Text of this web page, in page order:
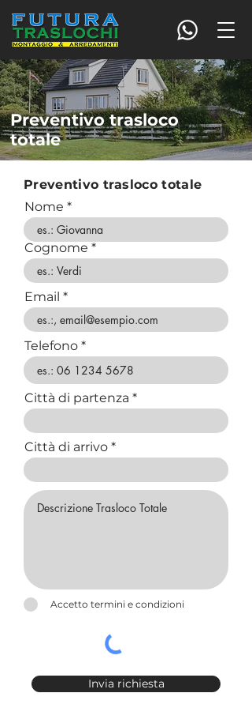
Preventivo trasloco
totale
Preventivo trasloco totale
Nome
Cognome
Email
Telefono
Città di partenza
Città di arrivo
Accetto termini e condizioni
Invia richiesta